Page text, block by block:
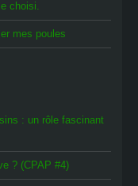
choisi.
mes poules
: un rôle fascinant
? (CPAP #4)